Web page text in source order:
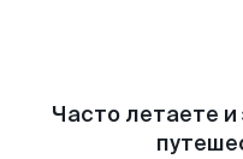
Часто летаете